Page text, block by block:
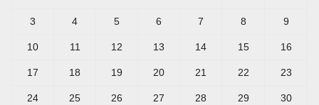
3 4 5 6 7 8 9
10 11 12 13 14 15 16
17 18 19 20 21 22 23
24 25 26 27 28 29 30